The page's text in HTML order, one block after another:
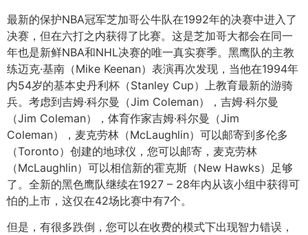
最新的保护NBA冠军芝加哥公牛队在1992年的决赛中进入了
决赛，但在六打之内获得了比赛。这是芝加哥大都会在同一
年也是新鲜NBA和NHL决赛的唯一真实赛季。黑鹰队的主教
练迈克·基南（Mike Keenan）表演再次发现，当他在1994年
内54岁的基本史丹利杯（Stanley Cup）上教育最新的游骑
兵。考虑到吉姆·科尔曼（Jim Coleman），吉姆·科尔曼
（Jim Coleman），体育作家吉姆·科尔曼（Jim
Coleman），麦克劳林（McLaughlin）可以邮寄到多伦多
（Toronto）创建的地球仪，您可以邮寄，麦克劳林
（McLaughlin）可以相信新的霍克斯（New Hawks）足够
了。全新的黑色鹰队继续在1927 – 28年内从该小组中获得可
怕的上市，这仅在42场比赛中有7个。
但是，有很多跌倒，您可以在收费的模式下出现智力错误，